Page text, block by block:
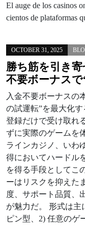
El auge de los casinos
cientos de plataformas
OCTOBER 31, 2025
勝ち筋を引き
不要ボーナス
入金不要ボーナスの
の試運転”を最大化
登録だけで受け取れ
ずに実際のゲームを
ラインカジノ、いわ
得においてハードル
を得る手段としてこ
ーはリスクを抑えた
度、サポート品質、
が魅力だ。 形式は主
ピン型、2) 任意のゲ